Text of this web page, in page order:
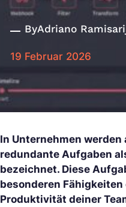
ByAdriano
19 Februar 2026
In Unternehmen
redundante Aufgaben
bezeichnet. Diese
besonderen
Produktivität deiner